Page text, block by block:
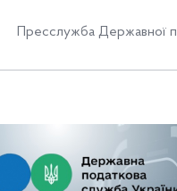
Пресслужба Державної